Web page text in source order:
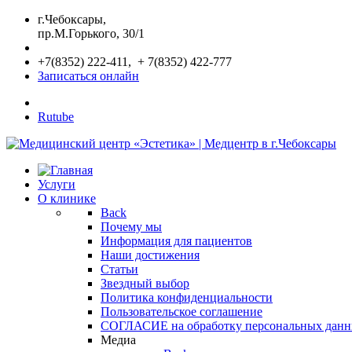
г.Чебоксары,
пр.М.Горького, 30/1
+7(8352) 222-411, + 7(8352) 422-777
Записаться онлайн
Rutube
Услуги
О клинике
Back
Почему мы
Информация для пациентов
Наши достижения
Статьи
Звездный выбор
Политика конфиденциальности
Пользовательское соглашение
СОГЛАСИЕ на обработку персональных
Медиа